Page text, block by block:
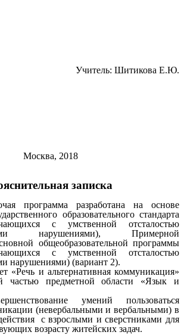
Шитикова Е.Ю.
Москва, 2018
записка
программа разработана на основе
образовательного стандарта
с умственной отсталостью
нарушениями), Примерной
общеобразовательной программы
с умственной отсталостью
нарушениями) (вариант 2).
«Речь и альтернативная коммуникация»
частью предметной области «Язык и
умений пользоваться
(невербальными и вербальными) в
с взрослыми и сверстниками для
возрасту житейских задач.